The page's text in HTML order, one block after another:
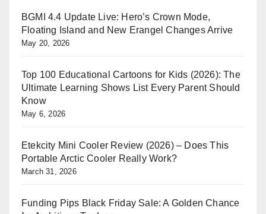
BGMI 4.4 Update Live: Hero’s Crown Mode,
Floating Island and New Erangel Changes Arrive
May 20, 2026
Top 100 Educational Cartoons for Kids (2026): The
Ultimate Learning Shows List Every Parent Should
Know
May 6, 2026
Etekcity Mini Cooler Review (2026) – Does This
Portable Arctic Cooler Really Work?
March 31, 2026
Funding Pips Black Friday Sale: A Golden Chance